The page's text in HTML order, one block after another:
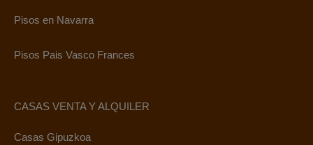
Pisos en Navarra
Pisos Pais Vasco Frances
CASAS VENTA Y ALQUILER
Casas Gipuzkoa